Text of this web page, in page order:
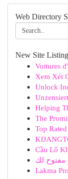
Web Directory
New Site
Voitures
Xem Xét
Unlock
Helping
The
Top
Cầu Lô
مفتوح لك
Lakma